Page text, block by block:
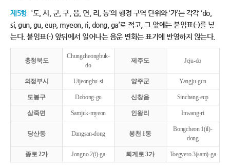
제5항 ‘도, 시, 군, 구, 읍, 면, 리, 동’의 행정 구역 단위와 ‘가’는 각각 ‘do,
si, gun, gu, eup, myeon, ri, dong, ga’로 적고, 그 앞에는 붙임표(-)를 넣
는다. 붙임표(-) 앞뒤에서 일어나는 음운 변화는 표기에 반영하지 않는다.
충청북도
Chungcheongbuk-
do
제주도 Jeju-do
의정부시 Uijeongbu-si 양주군 Yangju-gun
도봉구 Dobong-gu 신창읍 Sinchang-eup
삼죽면 Samjuk-myeon 인왕리 Inwang-ri
당산동 Dangsan-dong 봉천 1동
Bongcheon 1(il)-
dong
종로 2가 Jongno 2(i)-ga 퇴계로 3가 Toegyero 3(sam)-ga